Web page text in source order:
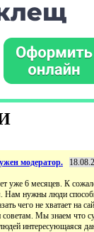
модератор.
уже 6 месяцев. К
Нам нужны люди
чего не хватает на
Мы знаем что
интересующаяся